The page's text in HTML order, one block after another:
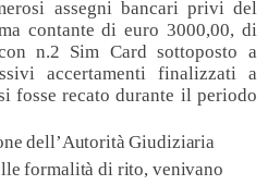
assegni bancari privi del
contante di euro 3000,00, di
n.2 Sim Card sottoposto a
accertamenti finalizzati a
fosse recato durante il periodo
dell’Autorità Giudiziaria
formalità di rito, venivano